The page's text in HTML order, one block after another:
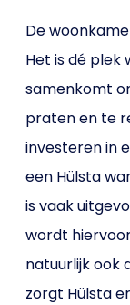
De
Het is dé plek
samenkomt
praten en te
investeren in
een Hülsta
is vaak
wordt
natuurlijk ook
zorgt Hülsta